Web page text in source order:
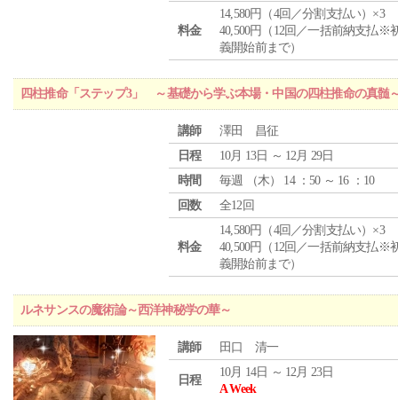
料金
14,580円（4回／分割支払い）×3
40,500円（12回／一括前納支払※
義開始前まで）
四柱推命「ステップ3」 ～基礎から学ぶ本場・中国の四柱推命の真髄
講師
澤田 昌征
日程
10月 13日 ～ 12月 29日
時間
毎週 （木） 14 ：50 ～ 16 ：10
回数
全12回
料金
14,580円（4回／分割支払い）×3
40,500円（12回／一括前納支払※
義開始前まで）
ルネサンスの魔術論～西洋神秘学の華～
講師 田口 清一
日程
10月 14日 ～ 12月 23日
A Week